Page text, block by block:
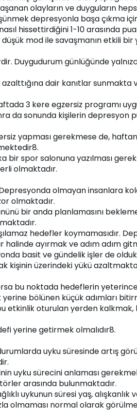
olayların ve duyguların
depresyonla başa çıkma
hissettirdiğini 1-10 arasında
mod ile savaşmanın etkili
Duygudurum günlüğünde
dair kanıtlar
3 kere egzersiz programı
da sonunda kişilerin
yapması gerekmese de,
bir spor salonuna yazılması
olmaktadır.
olmayan insanlara
olmaktadır.
bir anda planlamasını
hedefler koymamasıdır.
ayırmak ve adım adım
basit ve gündelik işler de
üzerindeki yükü azaltmakta
bu noktada hedeflerin
bölünen küçük adımları
etkinlik oturulan yerden
yerine getirmek olmalıdır8.
uyku süresinde artış
uyku sürecini anlaması
arasında bulunmaktadır.
uykunun süresi yaş,
olmaması normal olarak